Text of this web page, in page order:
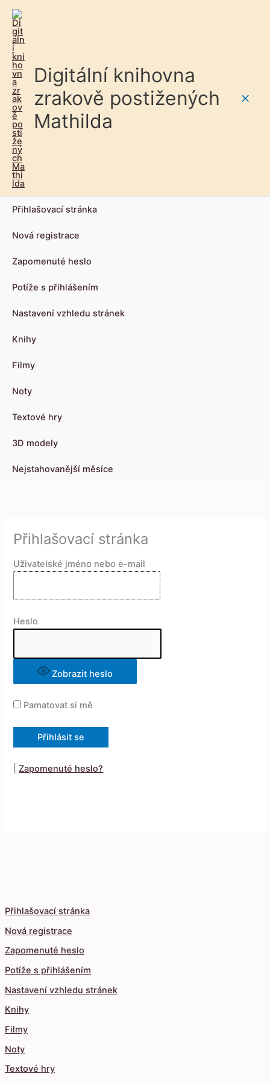
Digitální knihovna
zrakově postižených
Mathilda
Přihlašovací stránka
Nová registrace
Zapomenuté heslo
Potíže s přihlášením
Nastavení vzhledu stránek
Knihy
Filmy
Noty
Textové hry
3D modely
Nejstahovanější měsíce
Přihlašovací stránka
Nová registrace
Zapomenuté heslo
Potíže s přihlášením
Nastavení vzhledu stránek
Knihy
Filmy
Noty
Textové hry
Přihlašovací stránka
Uživatelské jméno nebo e-mail
Heslo
Zobrazit heslo
Pamatovat si mě
|Zapomenuté heslo?